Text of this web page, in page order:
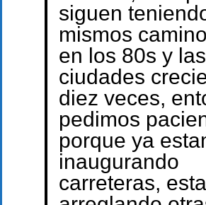
siguen
mismos
en los 80s y las
ciudades
diez veces,
pedimos
porque ya
inaugurando
carreteras,